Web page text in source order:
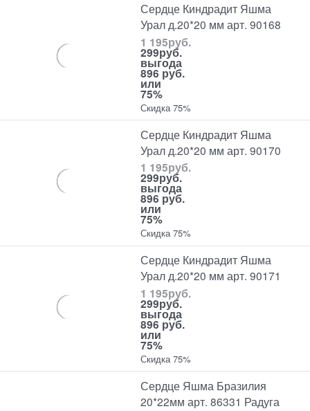
Сердце Киндрадит Яшма
Урал д.20*20 мм арт. 90168
1 195руб.
299руб.
выгода
896 руб.
или
75%
Скидка 75%
Сердце Киндрадит Яшма
Урал д.20*20 мм арт. 90170
1 195руб.
299руб.
выгода
896 руб.
или
75%
Скидка 75%
Сердце Киндрадит Яшма
Урал д.20*20 мм арт. 90171
1 195руб.
299руб.
выгода
896 руб.
или
75%
Скидка 75%
Сердце Яшма Бразилия
20*22мм арт. 86331 Радуга